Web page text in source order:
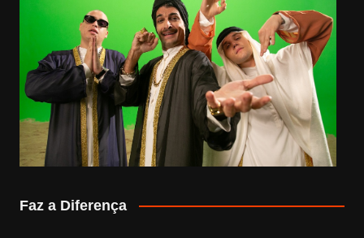
Faz a Diferença